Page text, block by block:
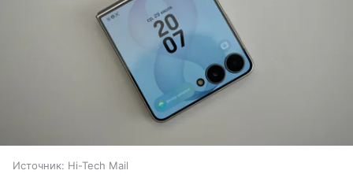
Источник: Hi-Tech Mail